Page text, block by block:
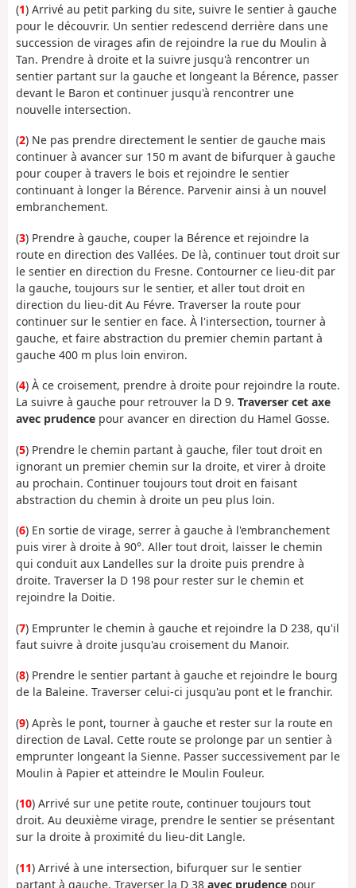
(1) Arrivé au petit parking du site, suivre le sentier à gauche
pour le découvrir. Un sentier redescend derrière dans une
succession de virages afin de rejoindre la rue du Moulin à
Tan. Prendre à droite et la suivre jusqu'à rencontrer un
sentier partant sur la gauche et longeant la Bérence, passer
devant le Baron et continuer jusqu'à rencontrer une
nouvelle intersection.
(2) Ne pas prendre directement le sentier de gauche mais
continuer à avancer sur 150 m avant de bifurquer à gauche
pour couper à travers le bois et rejoindre le sentier
continuant à longer la Bérence. Parvenir ainsi à un nouvel
embranchement.
(3) Prendre à gauche, couper la Bérence et rejoindre la
route en direction des Vallées. De là, continuer tout droit sur
le sentier en direction du Fresne. Contourner ce lieu-dit par
la gauche, toujours sur le sentier, et aller tout droit en
direction du lieu-dit Au Févre. Traverser la route pour
continuer sur le sentier en face. À l'intersection, tourner à
gauche, et faire abstraction du premier chemin partant à
gauche 400 m plus loin environ.
(4) À ce croisement, prendre à droite pour rejoindre la route.
La suivre à gauche pour retrouver la D 9. Traverser cet axe
avec prudence pour avancer en direction du Hamel Gosse.
(5) Prendre le chemin partant à gauche, filer tout droit en
ignorant un premier chemin sur la droite, et virer à droite
au prochain. Continuer toujours tout droit en faisant
abstraction du chemin à droite un peu plus loin.
(6) En sortie de virage, serrer à gauche à l'embranchement
puis virer à droite à 90°. Aller tout droit, laisser le chemin
qui conduit aux Landelles sur la droite puis prendre à
droite. Traverser la D 198 pour rester sur le chemin et
rejoindre la Doitie.
(7) Emprunter le chemin à gauche et rejoindre la D 238, qu'il
faut suivre à droite jusqu'au croisement du Manoir.
(8) Prendre le sentier partant à gauche et rejoindre le bourg
de la Baleine. Traverser celui-ci jusqu'au pont et le franchir.
(9) Après le pont, tourner à gauche et rester sur la route en
direction de Laval. Cette route se prolonge par un sentier à
emprunter longeant la Sienne. Passer successivement par le
Moulin à Papier et atteindre le Moulin Fouleur.
(10) Arrivé sur une petite route, continuer toujours tout
droit. Au deuxième virage, prendre le sentier se présentant
sur la droite à proximité du lieu-dit Langle.
(11) Arrivé à une intersection, bifurquer sur le sentier
partant à gauche. Traverser la D 38 avec prudence pour